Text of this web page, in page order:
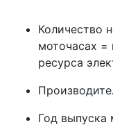
Количество
моточасах =
ресурса
Год выпуска